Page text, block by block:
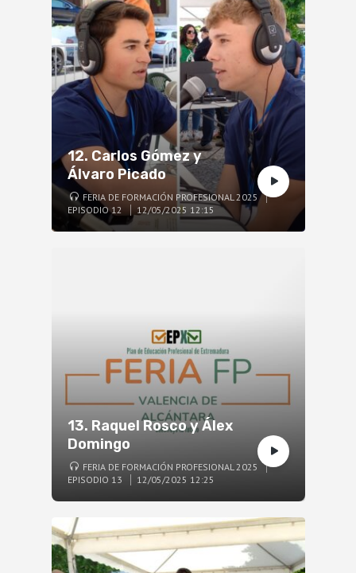
12. Carlos Gómez y
Álvaro Picado
FERIA DE FORMACIÓN PROFESIONAL 2025
EPISODIO 12
12/05/2025 12:15
13. Raquel Rosco y Álex
Domingo
FERIA DE FORMACIÓN PROFESIONAL 2025
EPISODIO 13
12/05/2025 12:25